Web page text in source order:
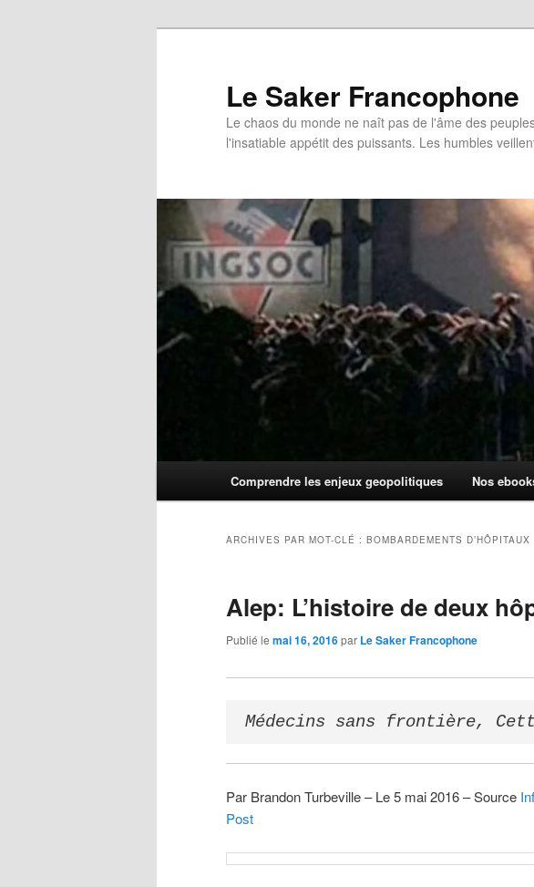
Le Saker Francophone
Le chaos du monde ne naît pas de l'âme des
l'insatiable appétit des puissants. Les humbles
Comprendre les enjeux geopolitiques Nos
ARCHIVES PAR MOT-CLÉ : BOMBARDEMENTS D’HÔPITAUX
Alep: L’histoire de deux
Publié le mai 16, 2016par Le Saker Francophone
Médecins sans frontière,
Par Brandon Turbeville – Le 5 mai 2016 – Source
Post